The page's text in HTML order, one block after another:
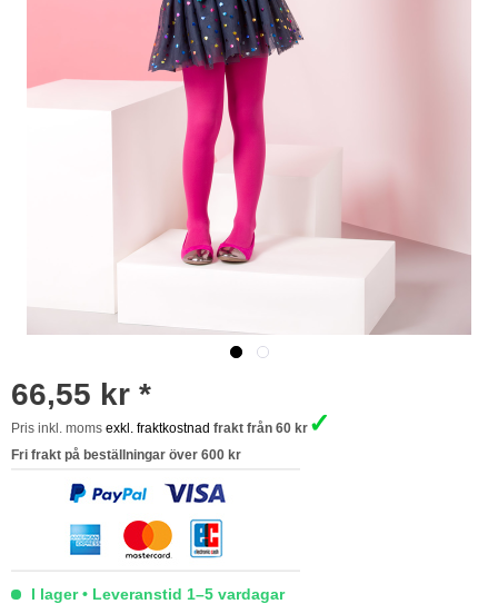
66,55 kr *
Pris inkl. moms exkl. fraktkostnad frakt från 60 kr ✓
Fri frakt på beställningar över 600 kr
I lager • Leveranstid 1–5 vardagar